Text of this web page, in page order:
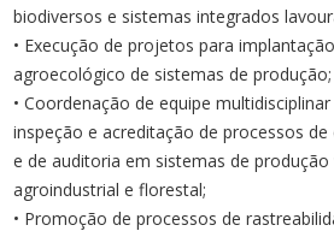
biodiversos e sistemas integrados
• Execução de projetos para
agroecológico de sistemas de produção;
• Coordenação de equipe
inspeção e acreditação de processos
e de auditoria em sistemas de produção
agroindustrial e florestal;
• Promoção de processos de